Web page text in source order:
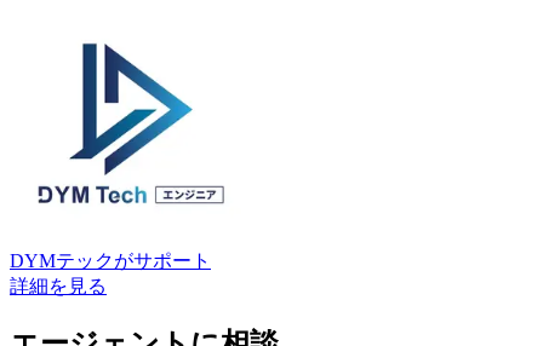
DYMテックがサポート
詳細を見る